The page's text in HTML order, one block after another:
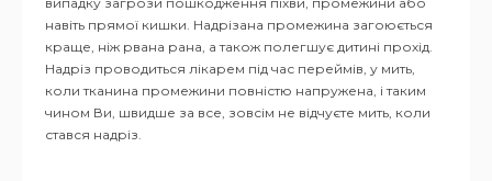
навіть прямої кишки. Надрізана промежина загоюється
краще, ніж рвана рана, а також полегшує дитині прохід.
Надріз проводиться лікарем під час переймів, у мить,
коли тканина промежини повністю напружена, і таким
чином Ви, швидше за все, зовсім не відчуєте мить, коли
стався надріз.